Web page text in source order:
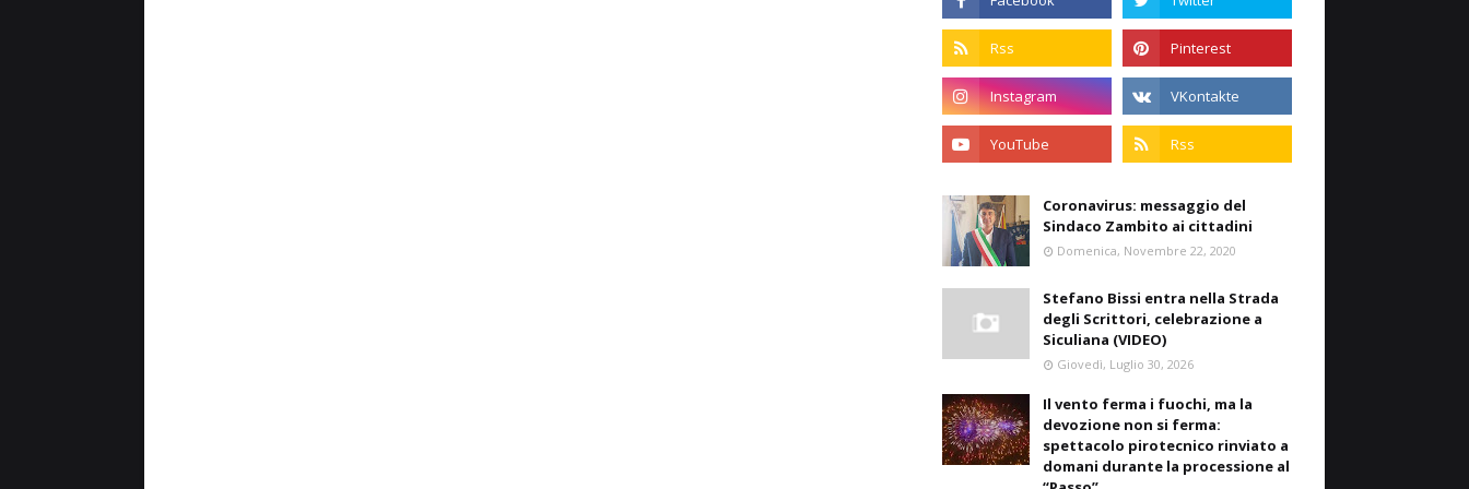
Coronavirus: messaggio del
Sindaco Zambito ai cittadini
Domenica, Novembre 22, 2020
Stefano Bissi entra nella Strada
degli Scrittori, celebrazione a
Siculiana (VIDEO)
Giovedì, Luglio 30, 2026
Il vento ferma i fuochi, ma la
devozione non si ferma:
spettacolo pirotecnico rinviato a
domani durante la processione al